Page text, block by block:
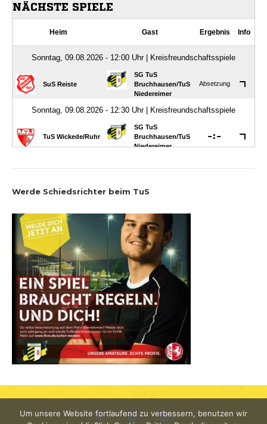
Werde Schiedsrichter beim TuS
Um unsere Website fortlaufend zu verbessern, benutzen wir